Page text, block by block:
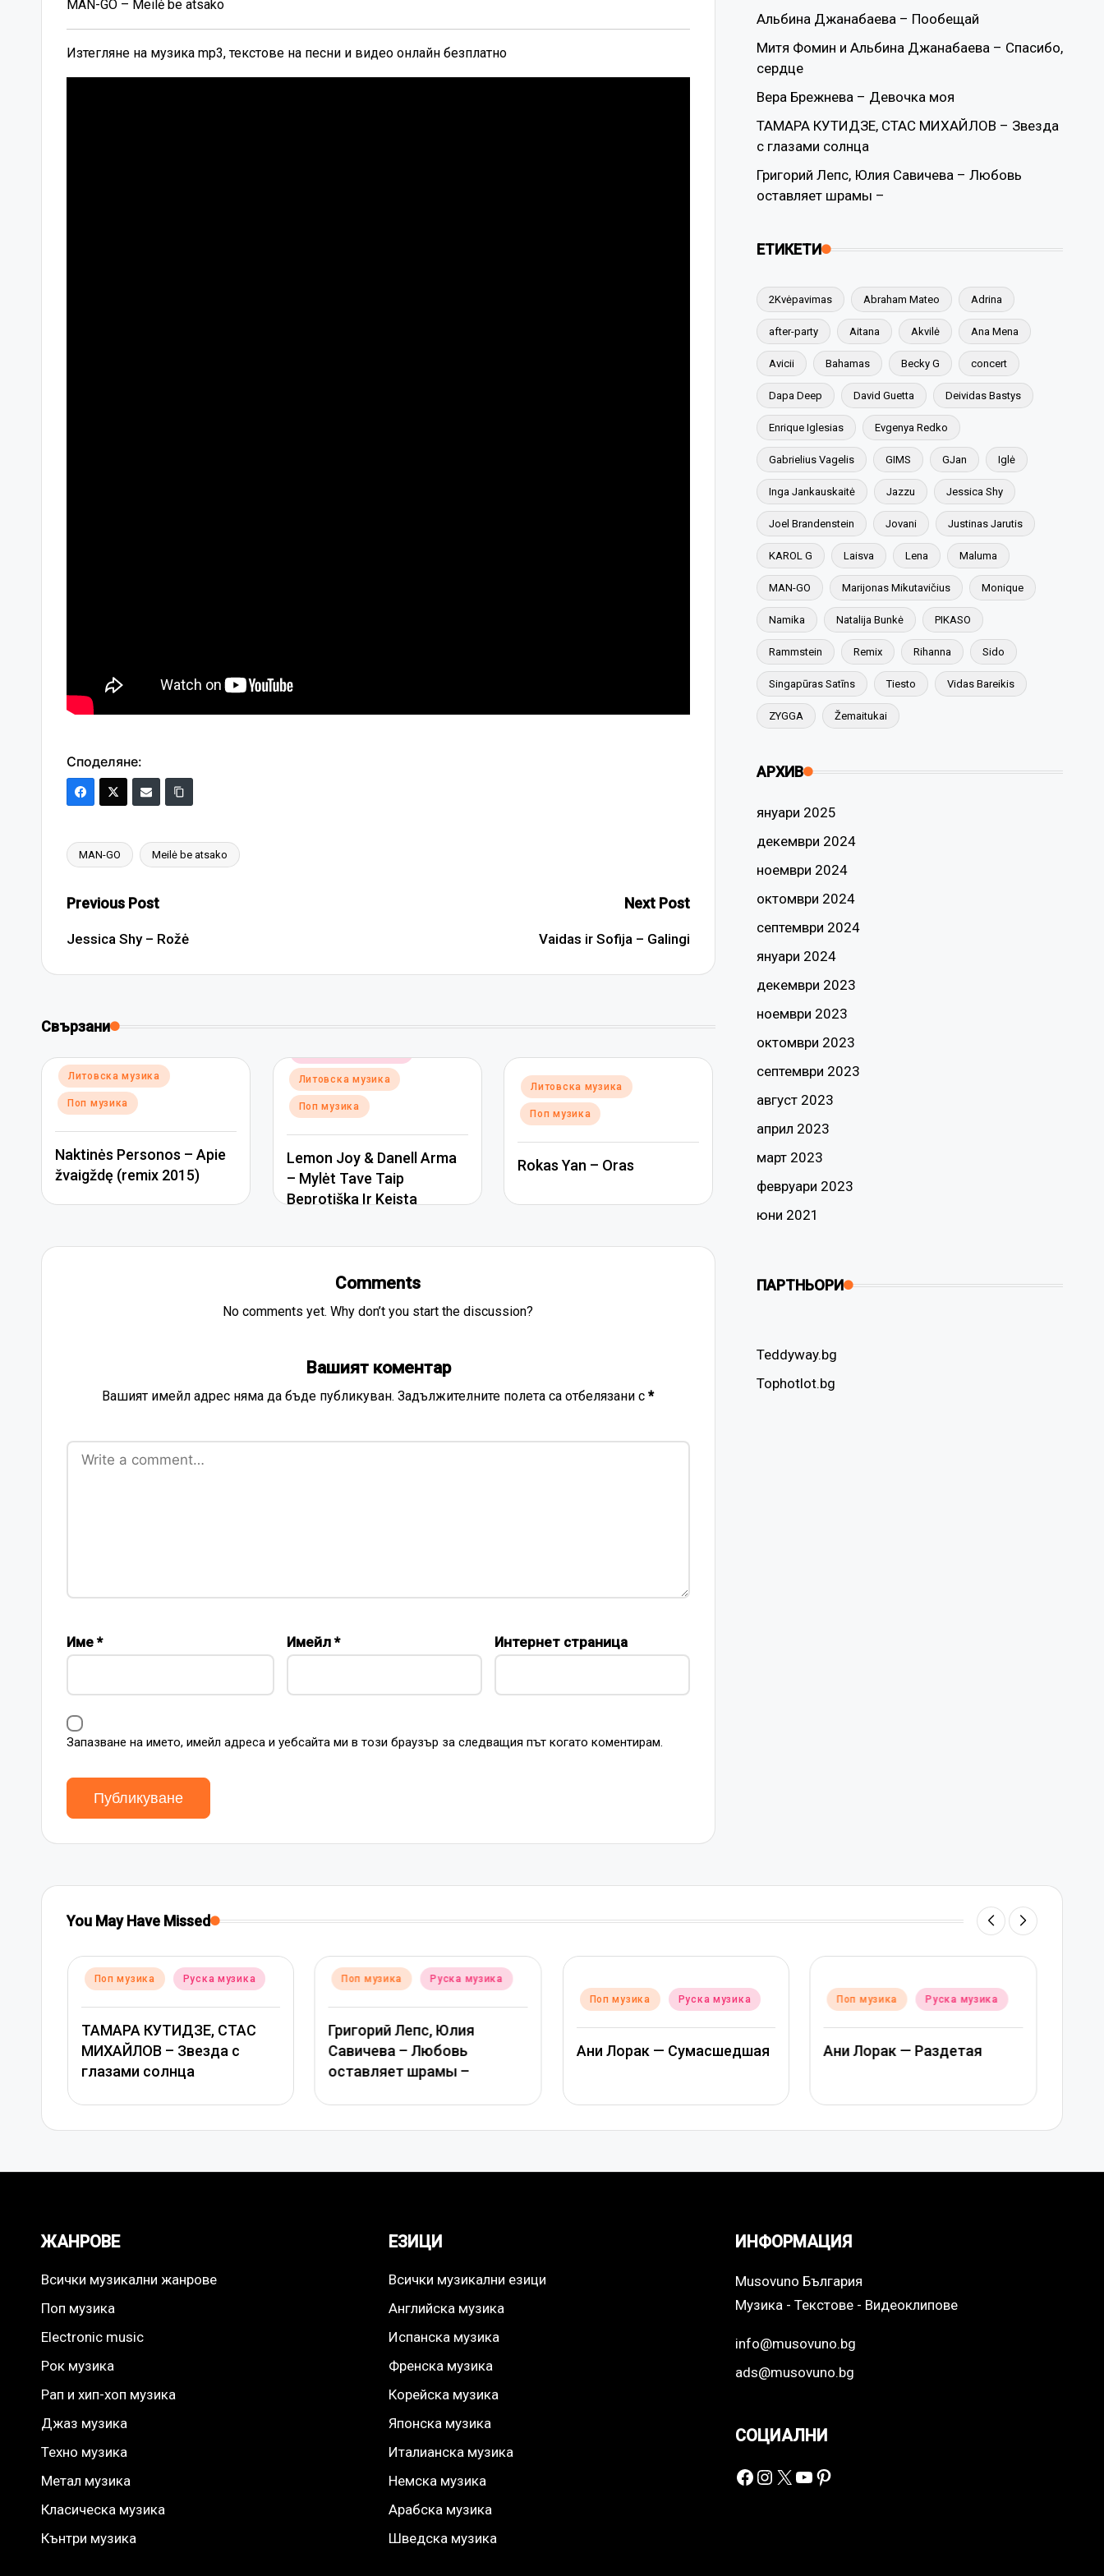
MAN-GO – Meilė be atsako
Изтегляне на музика mp3, текстове на песни и видео онлайн безплатно
Споделяне:
Tags:
MAN-GO Meilė be atsako
Post
navigation
Previous Post
Jessica Shy – Rožė
Next Post
Vaidas ir Sofija – Galingi
Свързани
Posted
in
Литовска музика
Поп музика
Naktinės Personos – Apie
žvaigždę (remix 2015)
in
Литовска музика
Поп музика
Lemon Joy & Danell Arma
– Mylėt Tave Taip
Beprotiška Ir Keista
Posted
in
Литовска музика
Поп музика
Rokas Yan – Oras
Comments
No comments yet. Why don’t you start the discussion?
Вашият коментар
Вашият имейл адрес няма да бъде публикуван. Задължителните полета са отбелязани с*
Име * Имейл * Интернет страница
Запазване на името, имейл адреса и уебсайта ми в този браузър за следващия път когато коментирам.
Альбина Джанабаева – Пообещай
Митя Фомин и Альбина Джанабаева – Спасибо,
сердце
Вера Брежнева – Девочка моя
ТАМАРА КУТИДЗЕ, СТАС МИХАЙЛОВ – Звезда
с глазами солнца
Григорий Лепс, Юлия Савичева – Любовь
оставляет шрамы –
ЕТИКЕТИ
2Kvėpavimas Abraham Mateo Adrina
after-party Aitana Akvilė Ana Mena
Avicii Bahamas Becky G concert
Dapa Deep David Guetta Deividas Bastys
Enrique Iglesias Evgenya Redko
Gabrielius Vagelis GIMS GJan Iglė
Inga Jankauskaitė Jazzu Jessica Shy
Joel Brandenstein Jovani Justinas Jarutis
KAROL G Laisva Lena Maluma
MAN-GO Marijonas Mikutavičius Monique
Namika Natalija Bunkė PIKASO
Rammstein Remix Rihanna Sido
Singapūras Satīns Tiesto Vidas Bareikis
ZYGGA Žemaitukai
АРХИВ
януари 2025
декември 2024
ноември 2024
октомври 2024
септември 2024
януари 2024
декември 2023
ноември 2023
октомври 2023
септември 2023
август 2023
април 2023
март 2023
февруари 2023
юни 2021
ПАРТНЬОРИ
Teddyway.bg
Tophotlot.bg
You May Have Missed
Posted
Поп музика Руска музика
ТАМАРА КУТИДЗЕ, СТАС
МИХАЙЛОВ – Звезда с
глазами солнца
Posted
Поп музика Руска музика
Григорий Лепс, Юлия
Савичева – Любовь
оставляет шрамы –
Posted
Поп музика Руска музика
Ани Лорак — Сумасшедшая
Posted
Поп музика Руска музика
Ани Лорак — Раздетая
ЖАНРОВЕ
Всички музикални жанрове
Поп музика
Electronic music
Рок музика
Рап и хип-хоп музика
Джаз музика
Техно музика
Метал музика
Класическа музика
Кънтри музика
ЕЗИЦИ
Всички музикални езици
Английска музика
Испанска музика
Френска музика
Корейска музика
Японска музика
Италианска музика
Немска музика
Арабска музика
Шведска музика
ИНФОРМАЦИЯ
Musovuno България
Музика - Текстове - Видеоклипове
info@musovuno.bg
ads@musovuno.bg
СОЦИАЛНИ
Facebook
Instagram
X YouTube
Pinterest